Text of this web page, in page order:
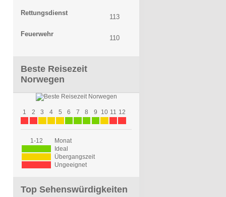
Rettungsdienst
113
Feuerwehr
110
Beste Reisezeit
Norwegen
1 2 3 4 5 6 7 8 9 10 11 12
1-12
Monat
Ideal
Übergangszeit
Ungeeignet
Top Sehenswürdigkeiten